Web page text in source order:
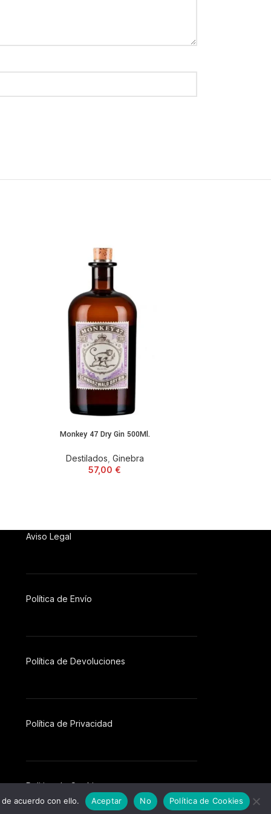
Monkey 47 Dry Gin 500Ml.
Destilados Ginebra
57,00 €
Aviso Legal
Política de Envío
Política de Devoluciones
Política de Privacidad
Politica de Cookies
acuerdo con ello. Aceptar No Política de Cookies